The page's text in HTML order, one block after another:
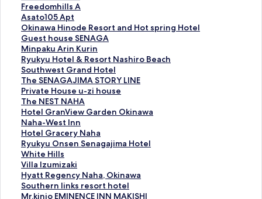
o
i
n
n
i
n
f
r
o
n
t
o
f
C
h
i
l
d
r
C
o
l
l
e
c
t
i
v
e
페
이
지
를
여
는
링
크
i
n
j
o
i
n
T
o
m
i
g
u
s
u
k
u
페
이
지
t
a
l
V
i
l
l
a
L
a
n
a
W
a
i
o
l
i
페
t
e
l
S
t
r
a
t
a
N
a
h
a
페
이
지
를
여
는
r
e
e
d
o
m
h
i
l
l
s
B
페
이
지
를
여
는
링
Freedomhills A
F
r
e
e
d
o
m
h
i
l
l
s
A
페
이
지
를
여
는
Asato105 Apt
A
s
a
t
o
1
0
5
A
p
t
페
이
지
를
여
는
링
Okinawa Hinode Resort and Hot spring Hotel
O
k
i
n
a
w
a
H
i
n
o
d
e
R
e
s
o
Guest house SENAGA
G
u
e
s
t
h
o
u
s
e
S
E
N
A
G
A
Minpaku Arin Kurin
M
i
n
p
a
k
u
A
r
i
n
K
u
r
i
Ryukyu Hotel & Resort Nashiro Beach
R
y
u
k
y
u
H
o
t
e
l
&
R
e
Southwest Grand Hotel
S
o
u
t
h
w
e
s
t
G
r
a
n
The SENAGAJIMA STORY LINE
T
h
e
S
E
N
A
G
A
J
I
M
Private House u-zi house
P
r
i
v
a
t
e
H
o
u
s
The NEST NAHA
T
h
e
N
E
S
T
N
A
H
Hotel GranView Garden Okinawa
H
o
t
e
l
G
r
a
n
Naha-West Inn
N
a
h
a
-
W
e
s
Hotel Gracery Naha
H
o
t
e
l
G
r
Ryukyu Onsen Senagajima Hotel
R
y
u
k
y
u
White Hills
W
h
i
t
e
Villa Izumizaki
V
i
l
l
Hyatt Regency Naha, Okinawa
H
y
a
Southern links resort hotel
S
o
Mr.kinjo EMINENCE INN MAKISHI
M